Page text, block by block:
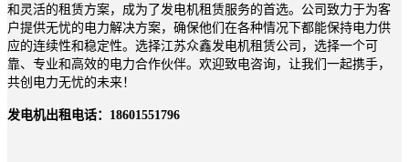
和灵活的租赁方案，成为了发电机租赁服务的首选。公司致力于为客
户提供无忧的电力解决方案，确保他们在各种情况下都能保持电力供
应的连续性和稳定性。选择江苏众鑫发电机租赁公司，选择一个可
靠、专业和高效的电力合作伙伴。欢迎致电咨询，让我们一起携手，
共创电力无忧的未来！
发电机出租电话：18601551796